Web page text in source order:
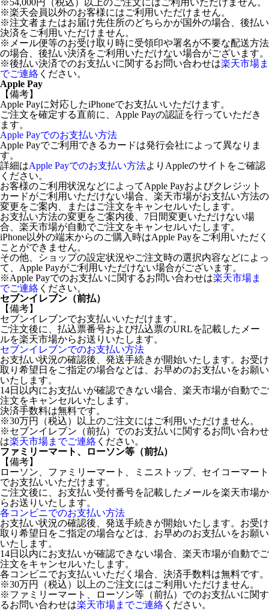
※54,000円（税込）以上のご注文にはご利用いただけません。
※楽天会員以外のお客様にはご利用いただけません。
※注文者またはお届け先住所のどちらかが国外の場合、後払い
決済をご利用いただけません。
※メール便等のお受け取り時に受領印や署名が不要な配送方法
の場合、後払い決済をご利用いただけない場合がございます。
※後払い決済でのお支払いに関するお問い合わせは楽天市場ま
でご連絡 ください。
Apple Pay
【備考】
Apple Payに対応したiPhoneでお支払いいただけます。
ご注文を確定する直前に、Apple Payの認証を行っていただき
ます。
Apple Payでのお支払い方法
Apple Payでご利用できるカードは発行会社によって異なりま
す。
詳細はApple Payでのお支払い方法よりAppleのサイトをご確認
ください。
お客様のご利用状況などによってApple Payおよびクレジット
カードがご利用いただけない場合、楽天市場がお支払い方法の
変更をご案内、またはご注文をキャンセルいたします。
お支払い方法の変更をご案内後、7日間変更いただけない場
合、楽天市場が自動でご注文をキャンセルいたします。
iPhone以外の端末からのご購入時はApple Payをご利用いただく
ことができません。
その他、ショップの設定状況やご注文時の選択内容などによっ
て、Apple Payがご利用いただけない場合がございます。
※Apple Payでのお支払いに関するお問い合わせは楽天市場ま
でご連絡 ください。
セブンイレブン（前払）
【備考】
セブンイレブンでお支払いいただけます。
ご注文後に、払込票番号および払込票のURLを記載したメー
ルを楽天市場からお送りいたします。
セブンイレブンでのお支払い方法
お支払い状況の確認後、発送手続きが開始いたします。お受け
取り希望日をご指定の場合などは、お早めのお支払いをお願い
いたします。
14日以内にお支払いが確認できない場合、楽天市場が自動でご
注文をキャンセルいたします。
決済手数料は無料です。
※30万円（税込）以上のご注文にはご利用いただけません。
※セブンイレブン（前払）でのお支払いに関するお問い合わせ
は楽天市場までご連絡 ください。
ファミリーマート、ローソン等（前払）
【備考】
ローソン、ファミリーマート、ミニストップ、セイコーマート
でお支払いいただけます。
ご注文後に、お支払い受付番号を記載したメールを楽天市場か
らお送りいたします。
各コンビニでのお支払い方法
お支払い状況の確認後、発送手続きが開始いたします。お受け
取り希望日をご指定の場合などは、お早めのお支払いをお願い
いたします。
14日以内にお支払いが確認できない場合、楽天市場が自動でご
注文をキャンセルいたします。
各コンビニでお支払いいただく場合、決済手数料は無料です。
※30万円（税込）以上のご注文にはご利用いただけません。
※ファミリーマート、ローソン等（前払）でのお支払いに関す
るお問い合わせは楽天市場までご連絡 ください。